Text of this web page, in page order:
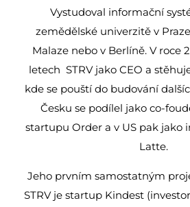
Vystudoval informační
zemědělské univerzitě v
Malaze nebo v Berlíně. V roce
letech STRV jako CEO a
kde se pouští do budování
Česku se podílel jako co-
startupu Order a v US pak jako
Latte.
Jeho prvním samostatným
STRV je startup Kindest